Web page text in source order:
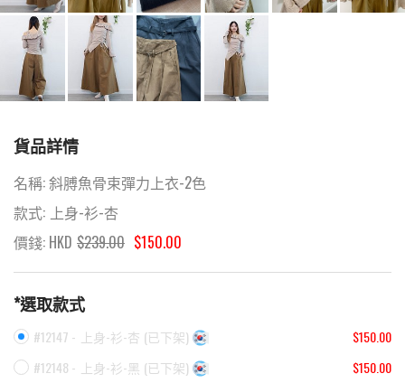
貨品詳情
名稱:斜膊魚骨束彈力上衣-2色
款式: 上身-衫-杏
價錢: HKD $239.00 $150.00
*選取款式
#12147 - 上身-衫-杏 (已下架)
$150.00
#12148 - 上身-衫-黑 (已下架)
$150.00